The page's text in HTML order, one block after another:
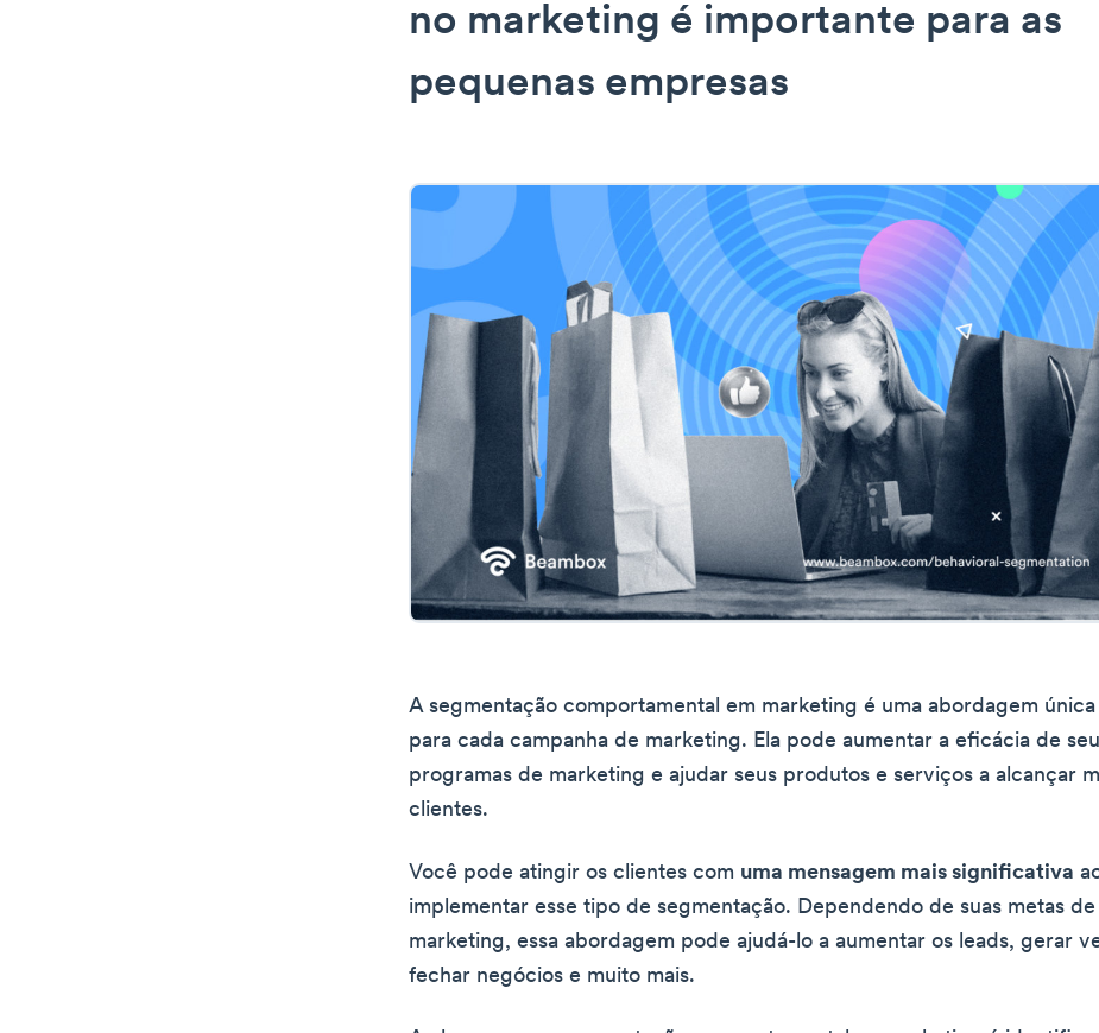
no marketing é importante para as
pequenas empresas
A segmentação comportamental em marketing é uma abordagem única
para cada campanha de marketing. Ela pode aumentar a eficácia de
programas de marketing e ajudar seus produtos e serviços a alcançar
clientes.
Você pode atingir os clientes com uma mensagem mais significativa
implementar esse tipo de segmentação. Dependendo de suas metas de
marketing, essa abordagem pode ajudá-lo a aumentar os leads, gerar
fechar negócios e muito mais.